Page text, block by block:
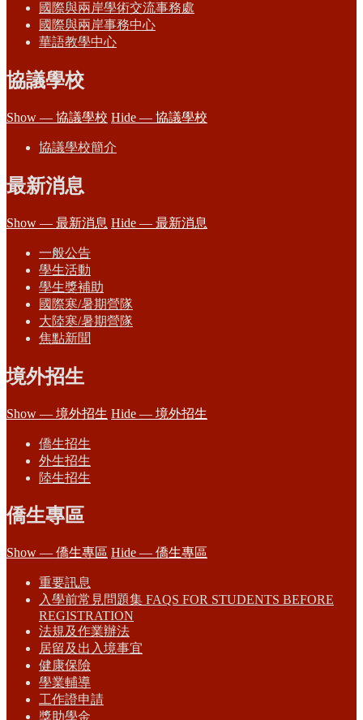
國際與兩岸學術交流事務處
國際與兩岸事務中心
華語教學中心
協議學校
Show — 協議學校 Hide — 協議學校
協議學校簡介
最新消息
Show — 最新消息 Hide — 最新消息
一般公告
學生活動
學生獎補助
國際寒/暑期營隊
大陸寒/暑期營隊
焦點新聞
境外招生
Show — 境外招生 Hide — 境外招生
僑生招生
外生招生
陸生招生
僑生專區
Show — 僑生專區 Hide — 僑生專區
重要訊息
入學前常見問題集 FAQS FOR STUDENTS BEFORE
REGISTRATION
法規及作業辦法
居留及出入境事宜
健康保險
學業輔導
工作證申請
獎助學金